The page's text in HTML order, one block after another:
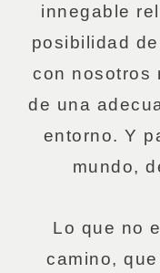
innegable
posibilidad
con nosotros
de una
entorno. Y
mundo,
Lo que no
camino,